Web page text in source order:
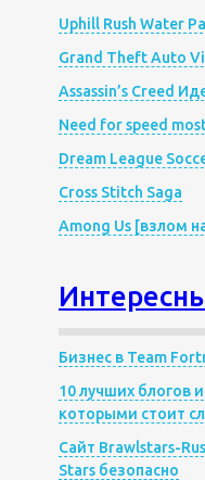
Uphill Rush Water
Grand Theft Auto
Assassin’s Creed
Need for speed
Dream League
Cross Stitch Saga
Among Us [взлом
Бизнес в Team
10 лучших блогов
которыми стоит
Сайт Brawlstars-
Stars безопасно